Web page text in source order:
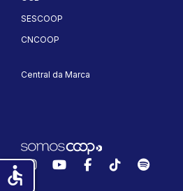
SESCOOP
CNCOOP
Central da Marca
InstagramYouTubeFacebook
TikTokSpotify
accessible